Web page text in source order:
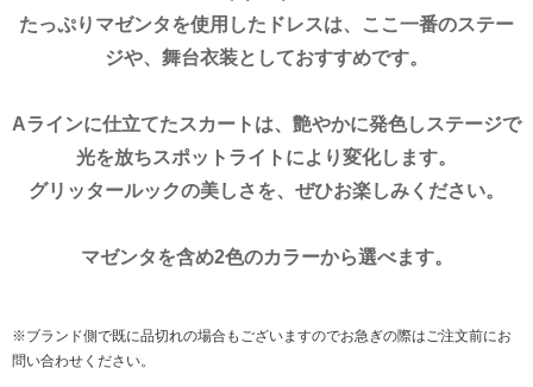
たっぷりマゼンタを使用したドレスは、ここ一番のステー
ジや、舞台衣装としておすすめです。
Aラインに仕立てたスカートは、艶やかに発色しステージで
光を放ちスポットライトにより変化します。
グリッタールックの美しさを、ぜひお楽しみください。
マゼンタを含め2色のカラーから選べます。
※ブランド側で既に品切れの場合もございますのでお急ぎの際はご注文前にお
問い合わせください。